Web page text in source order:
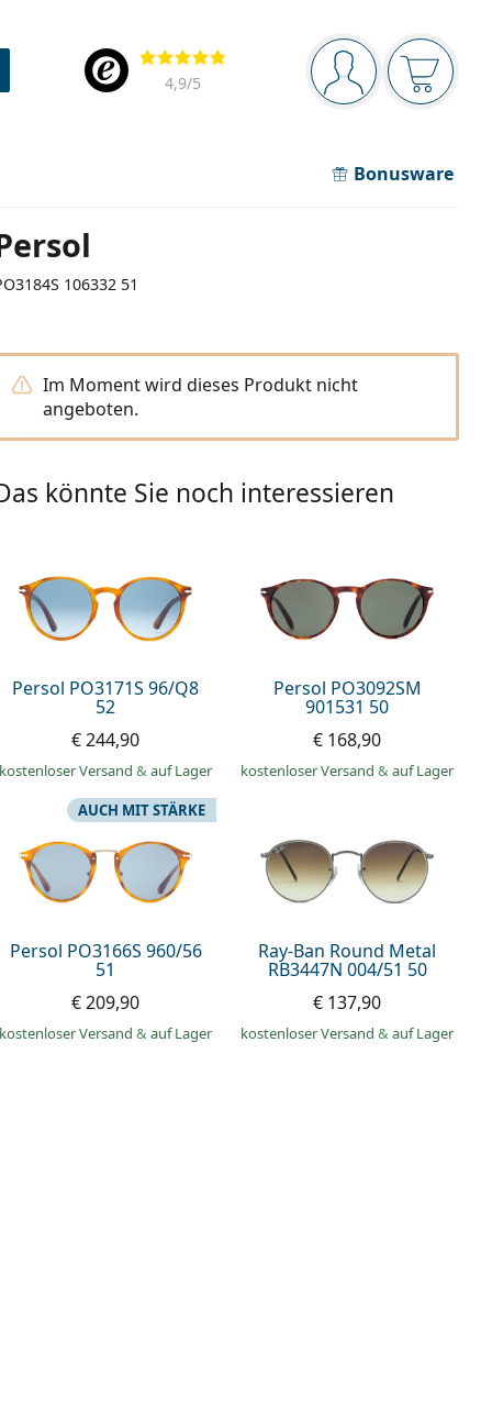
Navigationsleiste
Sie sind Der
Bewertung
4,9/5
Bonusware
106332 51
Im Moment wird dieses Produkt nicht
angeboten.
könnte Sie noch interessieren
Persol PO3171S 96/Q8
52
€ 244,90
kostenloser Versand& auf Lager
Persol PO3092SM
901531 50
€ 168,90
kostenloser Versand& auf Lager
Persol PO3166S 960/56
51
AUCH MIT STÄRKE
€ 209,90
kostenloser Versand& auf Lager
Ray-Ban Round Metal
RB3447N 004/51 50
€ 137,90
kostenloser Versand& auf Lager